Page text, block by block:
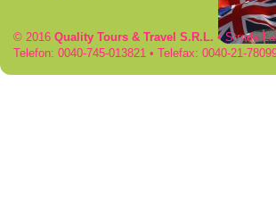
© 2016 Quality Tours & Travel S.R.L. • Strada
Telefon: 0040-745-013821 • Telefax: 0040-21-